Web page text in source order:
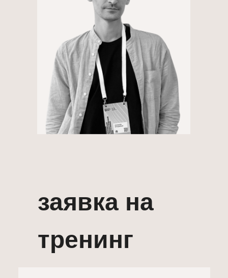
заявка на
тренинг